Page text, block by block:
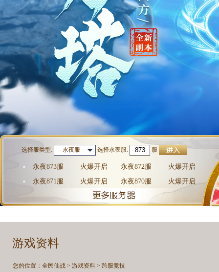
选择服类型: 永夜服 选择永夜服: 服
永夜873服 火爆开启 永夜872服
火爆开启
永夜871服
火爆开启 永夜870服 火爆开启
游戏资料
您的位置： 全民仙战 > 游戏资料 > 跨服竞技